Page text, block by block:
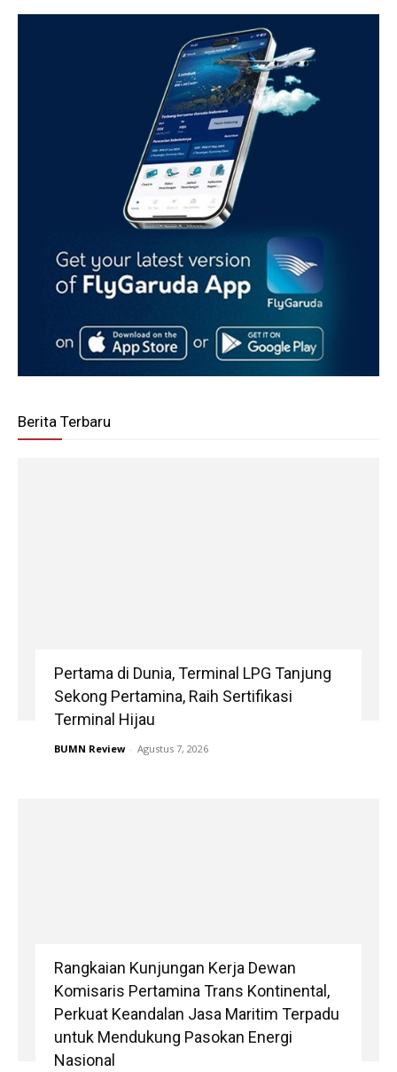
Berita Terbaru
Pertama di Dunia, Terminal LPG Tanjung
Sekong Pertamina, Raih Sertifikasi
Terminal Hijau
BUMN Review - Agustus 7, 2026
Rangkaian Kunjungan Kerja Dewan
Komisaris Pertamina Trans Kontinental,
Perkuat Keandalan Jasa Maritim Terpadu
untuk Mendukung Pasokan Energi
Nasional